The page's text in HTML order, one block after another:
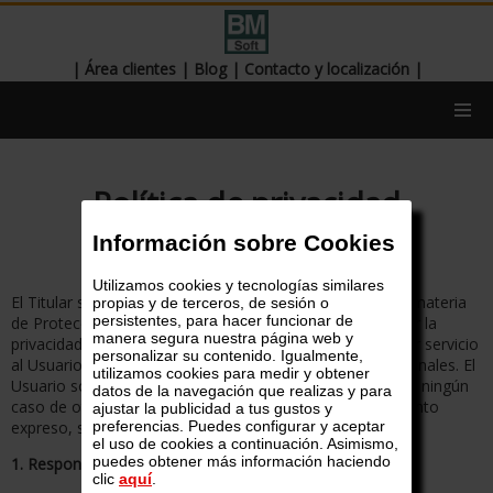
Información sobre Cookies
Utilizamos cookies y tecnologías similares
propias y de terceros, de sesión o
persistentes, para hacer funcionar de
manera segura nuestra página web y
personalizar su contenido. Igualmente,
utilizamos cookies para medir y obtener
datos de la navegación que realizas y para
ajustar la publicidad a tus gustos y
preferencias. Puedes configurar y aceptar
el uso de cookies a continuación. Asimismo,
puedes obtener más información haciendo
clic aquí.
| Área clientes | Blog | Contacto y localización |
Política de privacidad
El Titular se compromete a cumplir con la normativa en materia
de Protección de Datos de carácter personal y a respetar la
privacidad de los Usuarios. El objetivo es ofrecer el mejor servicio
al Usuario y para ello es necesario tratar sus datos personales. El
Usuario sólo podrá incluir datos personales propios, y en ningún
caso de otra persona de la que no tenga un consentimiento
expreso, siendo el único responsable en caso de hacerlo.
1. Responsable del Tratamiento